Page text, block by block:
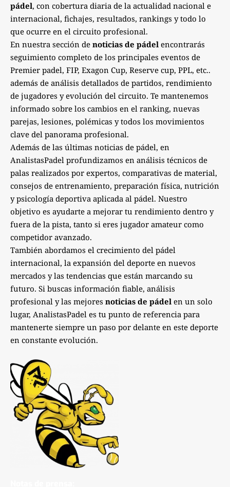
pádel, con cobertura diaria de la actualidad nacional e
internacional, fichajes, resultados, rankings y todo lo
que ocurre en el circuito profesional.
En nuestra sección de noticias de pádel encontrarás
seguimiento completo de los principales eventos de
Premier padel, FIP, Exagon Cup, Reserve cup, PPL, etc..
además de análisis detallados de partidos, rendimiento
de jugadores y evolución del circuito. Te mantenemos
informado sobre los cambios en el ranking, nuevas
parejas, lesiones, polémicas y todos los movimientos
clave del panorama profesional.
Además de las últimas noticias de pádel, en
AnalistasPadel profundizamos en análisis técnicos de
palas realizados por expertos, comparativas de material,
consejos de entrenamiento, preparación física, nutrición
y psicología deportiva aplicada al pádel. Nuestro
objetivo es ayudarte a mejorar tu rendimiento dentro y
fuera de la pista, tanto si eres jugador amateur como
competidor avanzado.
También abordamos el crecimiento del pádel
internacional, la expansión del deporte en nuevos
mercados y las tendencias que están marcando su
futuro. Si buscas información fiable, análisis
profesional y las mejores noticias de pádel en un solo
lugar, AnalistasPadel es tu punto de referencia para
mantenerte siempre un paso por delante en este deporte
en constante evolución.